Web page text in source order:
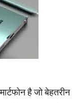
है जो बेहतरीन